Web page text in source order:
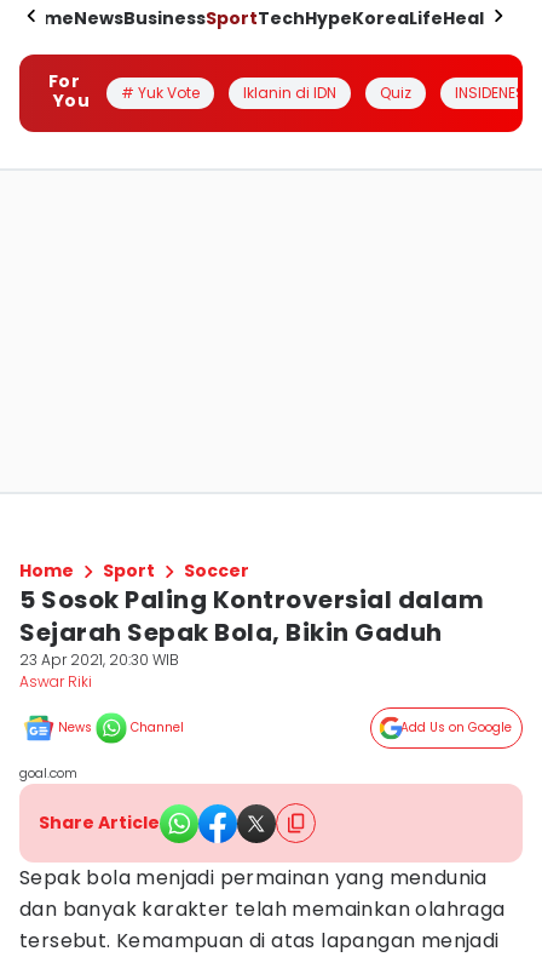
HomeNewsBusinessSportTechHypeKoreaLifeHealth
For
You
# Yuk Vote Iklanin di IDN Quiz INSIDENESIA
Home Sport Soccer
5 Sosok Paling Kontroversial dalam
Sejarah Sepak Bola, Bikin Gaduh
23 Apr 2021, 20:30 WIB
Aswar Riki
News Channel Add Us on Google
goal.com
Share Article
Sepak bola menjadi permainan yang mendunia
dan banyak karakter telah memainkan olahraga
tersebut. Kemampuan di atas lapangan menjadi